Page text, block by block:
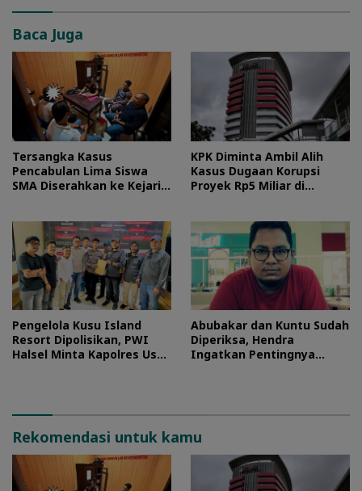
Baca Juga
Tersangka Kasus
Pencabulan Lima Siswa
SMA Diserahkan ke Kejari
KPK Diminta Ambil Alih
Kasus Dugaan Korupsi
Proyek Rp5 Miliar di
Pengelola Kusu Island
Resort Dipolisikan, PWI
Halsel Minta Kapolres Usut
Abubakar dan Kuntu Sudah
Diperiksa, Hendra
Ingatkan Pentingnya
Rekomendasi untuk kamu